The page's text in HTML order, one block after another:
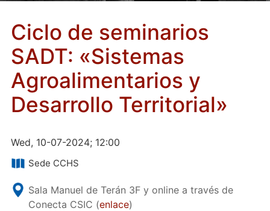
Ciclo de seminarios
SADT: «Sistemas
Agroalimentarios y
Desarrollo Territorial»
Wed, 10-07-2024; 12:00
Sede CCHS
Sala Manuel de Terán 3F y online a través de
Conecta CSIC (enlace)